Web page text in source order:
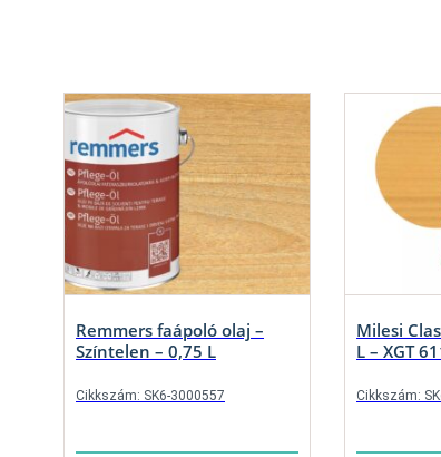
Remmers faápoló olaj –
Színtelen – 0,75 L
Cikkszám: SK6-3000557
Milesi
L – XGT
Cikkszám: